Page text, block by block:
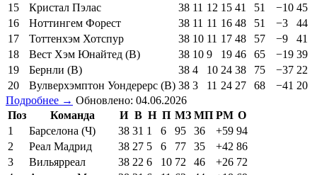
15
Кристал Пэлас 38 11 12 15 41 51 −10 45
16
Ноттингем Форест 38 11 11 16 48 51 −3
44
17
Тоттенхэм Хотспур 38 10 11 17 48 57 −9
41
18
Вест Хэм Юнайтед (В) 38 10 9 19 46 65 −19 39
19
Бернли (В) 38 4 10 24 38 75 −37 22
20
Вулверхэмптон Уондерерс (В) 38 3 11 24 27 68 −41 20
Подробнее → Обновлено: 04.06.2026
Поз
Команда И В Н П МЗ МП РМ О
1
Барселона (Ч) 38 31 1 6 95 36 +59 94
2
Реал Мадрид 38 27 5 6 77 35 +42 86
3
Вильярреал 38 22 6 10 72 46 +26 72